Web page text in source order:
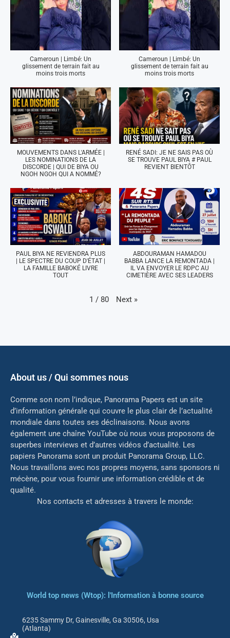
Cameroun | Limbé: Un
glissement de terrain fait au
moins trois morts
Cameroun | Limbé: Un
glissement de terrain fait au
moins trois morts
MOUVEMENTS DANS L'ARMÉE |
LES NOMINATIONS DE LA
DISCORDE | QUI DE BIYA OU
NGOH NGOH QUI A NOMMÉ?
RENÉ SADI: JE NE SAIS PAS OÙ
SE TROUVE PAUL BIYA # PAUL
REVIENT BIENTÔT
PAUL BIYA NE REVIENDRA PLUS
| LE SPECTRE DU COUP D'ÉTAT |
LA FAMILLE BABOKÉ LIVRE
TOUT
ABDOURAMAN HAMADOU
BABBA LANCE LA REMONTADA |
IL VA ENVOYER LE RDPC AU
CIMETIÈRE AVEC SES LEADERS
1 / 80 Next »
About us / Qui sommes nous
Comme son nom l’indique, Panorama Papers est un site
d’information générale qui couvre le plus clair de l’actualité
mondiale dans toutes ses déclinaisons. Nous avons
également une chaîne YouTube où nous vous proposons de
superbes interviews et d’autres vidéos d’actualité. Les
papiers Panorama sont un produit Panorama Group, LLC.
Nous travaillons avec nos propres moyens, sans sponsors ni
mécène, pour vous fournir une information crédible et de
qualité.
Nos contacts et adresses à travers le monde:
World top news (Wtop): l'Information à bonne source
6235 Sammy Dr, Gainesville, Ga 30506, Usa
(Atlanta)